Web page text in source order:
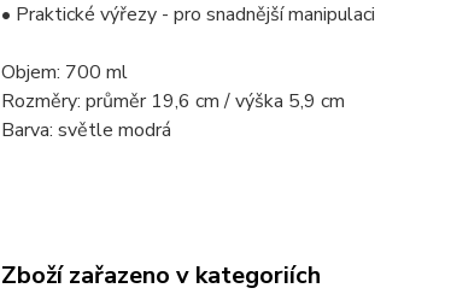
• Praktické výřezy - pro snadnější manipulaci
Objem: 700 ml
Rozměry: průměr 19,6 cm / výška 5,9 cm
Barva: světle modrá
Zboží zařazeno v kategoriích